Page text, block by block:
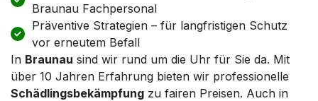
Braunau Fachpersonal
Präventive Strategien – für langfristigen Schutz
vor erneutem Befall
In Braunau sind wir rund um die Uhr für Sie da. Mit
über 10 Jahren Erfahrung bieten wir professionelle
Schädlingsbekämpfung zu fairen Preisen. Auch in